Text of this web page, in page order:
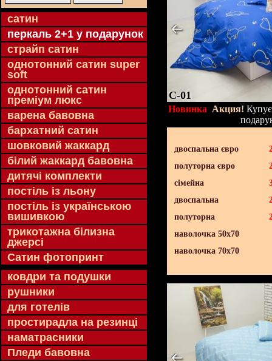
cатин
перкаль 2+1 у подарунок
страйп сатин
однотонний сатин super
soft
однотонний сатин
преміум люкс
варена бавовна
бархатний сатин
шовковий жаккард
білий жаккард бавовна
дитячі комплекти
постіль із льону
постіль із українською
вишивкою
трикотажна білизна
джерсі
Сатин фотопринт
ковдри та подушки
рушники
для готелів
простирадла на резинці
наматрасники
Пледи бавовна
C-01
Новинка Акция!
двоспальна євро
полуторна євро
сімейна
двоспальна
полуторна
наволочка 50х70
наволочка 70х70